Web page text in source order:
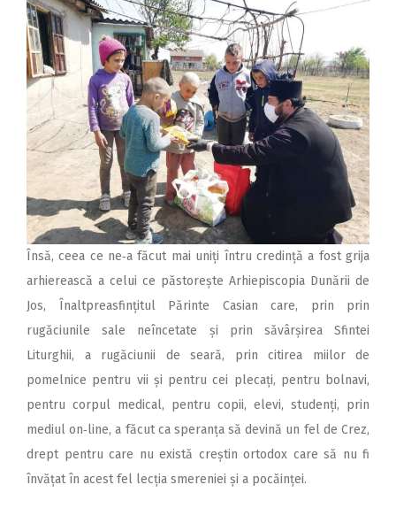
Însă, ceea ce ne‑a făcut mai uniți întru credință a fost grija
arhierească a celui ce păstorește Arhiepiscopia Dunării de
Jos, Înaltpreasfințitul Părinte Casian care, prin prin
rugăciunile sale neîncetate și prin săvârșirea Sfintei
Liturghii, a rugăciunii de seară, prin citirea miilor de
pomelnice pentru vii și pentru cei plecați, pentru bolnavi,
pentru corpul medical, pentru copii, elevi, studenți, prin
mediul on‑line, a făcut ca speranța să devină un fel de Crez,
drept pentru care nu există creștin ortodox care să nu fi
învățat în acest fel lecția smereniei și a pocăinței.